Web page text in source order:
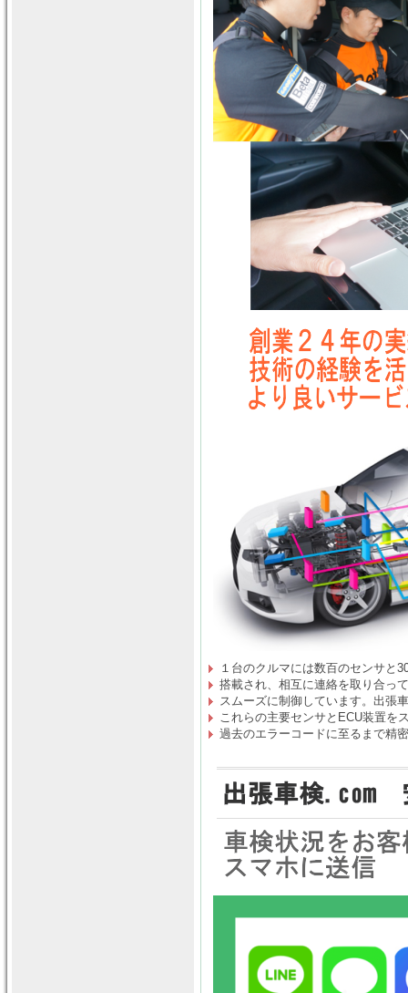
１台のクルマには数百のセンサと
搭載され、相互に連絡を取り合っ
スムーズに制御しています。出張
これらの主要センサとECU装置を
過去のエラーコードに至るまで精